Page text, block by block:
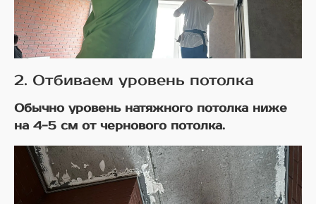
2. Отбиваем уровень потолка
Обычно уровень натяжного потолка ниже
на 4-5 см от чернового потолка.